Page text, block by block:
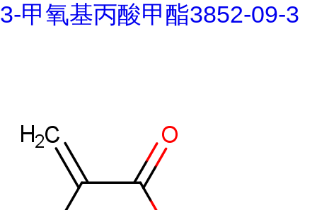
3-甲氧基丙酸甲酯3852-09-3